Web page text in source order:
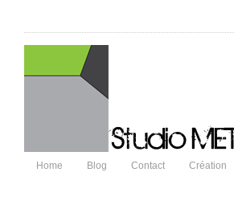
Home Blog Contact Création